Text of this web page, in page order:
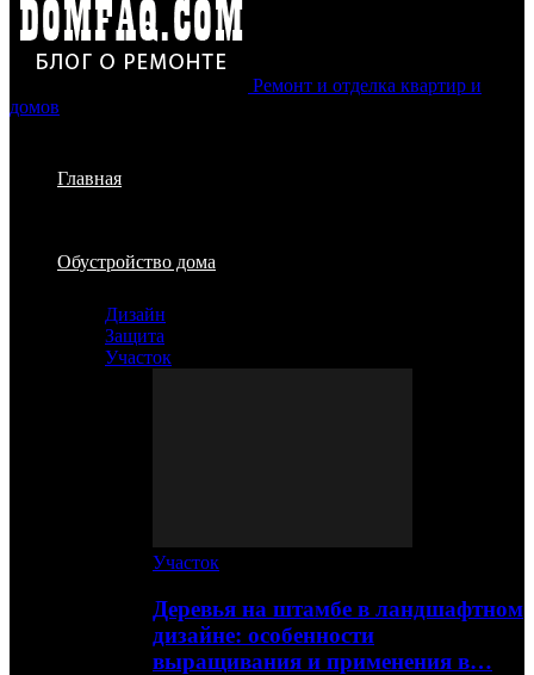
Ремонт и отделка квартир и
домов
Главная
Обустройство дома
Дизайн
Защита
Участок
Участок
Деревья на штамбе в ландшафтном
дизайне: особенности
выращивания и применения в…